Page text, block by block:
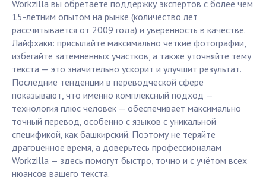
Workzilla вы обретаете поддержку экспертов с более чем
15-летним опытом на рынке (количество лет
рассчитывается от 2009 года) и уверенность в качестве.
Лайфхаки: присылайте максимально чёткие фотографии,
избегайте затемнённых участков, а также уточняйте тему
текста — это значительно ускорит и улучшит результат.
Последние тенденции в переводческой сфере
показывают, что именно комплексный подход —
технология плюс человек — обеспечивает максимально
точный перевод, особенно с языков с уникальной
спецификой, как башкирский. Поэтому не теряйте
драгоценное время, а доверьтесь профессионалам
Workzilla — здесь помогут быстро, точно и с учётом всех
нюансов вашего текста.